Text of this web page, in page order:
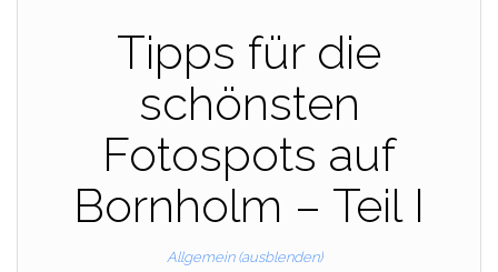
Tipps für die
schönsten
Fotospots auf
Bornholm – Teil I
Allgemein (ausblenden)